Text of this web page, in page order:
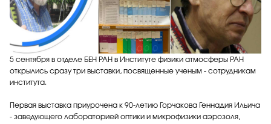
5 сентября в отделе БЕН РАН в Институте физики атмосферы РАН
открылись сразу три выставки, посвященные ученым - сотрудникам
института.
Первая выставка приурочена к 90-летию Горчакова Геннадия Ильича
- заведующего лабораторией оптики и микрофизики аэрозоля,